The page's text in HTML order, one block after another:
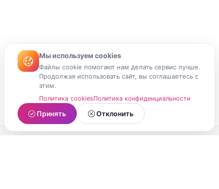
Мы используем cookies
Файлы cookie помогают нам делать сервис лучше.
Продолжая использовать сайт, вы соглашаетесь с
этим.
Политика cookiesПолитика конфиденциальности
Принять Отклонить